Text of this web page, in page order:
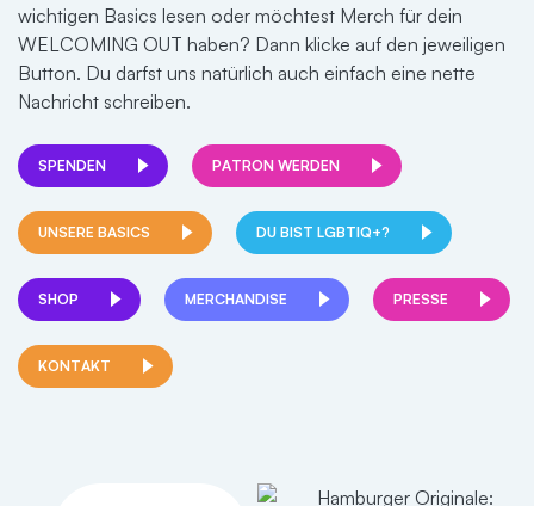
wichtigen Basics lesen oder möchtest Merch für dein
WELCOMING OUT haben? Dann klicke auf den jeweiligen
Button. Du darfst uns natürlich auch einfach eine nette
Nachricht schreiben.
SPENDEN PATRON WERDEN
UNSERE BASICS DU BIST LGBTIQ+?
SHOP MERCHANDISE PRESSE
KONTAKT